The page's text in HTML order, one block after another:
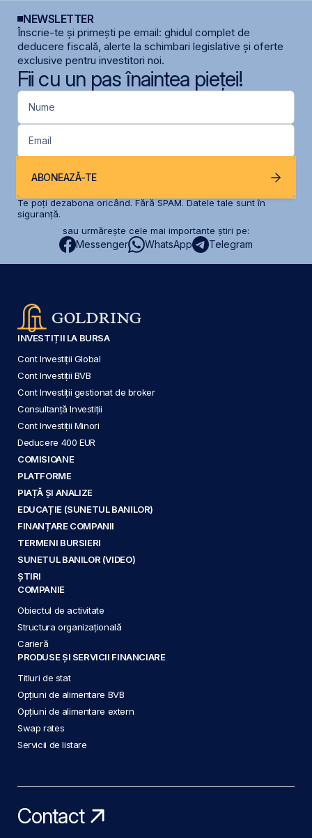
NEWSLETTER
Înscrie-te și primești pe email: ghidul complet de
deducere fiscală, alerte la schimbari legislative și oferte
exclusive pentru investitori noi.
Fii cu un pas înaintea pieței!
Nume
Email
ABONEAZĂ-TE
Te poți dezabona oricând. Fără SPAM. Datele tale sunt în
siguranță.
sau urmărește cele mai importante știri pe:
Messenger WhatsApp Telegram
INVESTIȚII LA BURSA
Cont Investiții Global
Cont Investiții BVB
Cont Investiții gestionat de broker
Consultanță Investiții
Cont Investiții Minori
Deducere 400 EUR
COMISIOANE
PLATFORME
PIAȚĂ ȘI ANALIZE
EDUCAȚIE (SUNETUL BANILOR)
FINANȚARE COMPANII
TERMENI BURSIERI
SUNETUL BANILOR (VIDEO)
ȘTIRI
COMPANIE
Obiectul de activitate
Structura organizațională
Carieră
PRODUSE ȘI SERVICII FINANCIARE
Titluri de stat
Opțiuni de alimentare BVB
Opțiuni de alimentare extern
Swap rates
Servicii de listare
Contact